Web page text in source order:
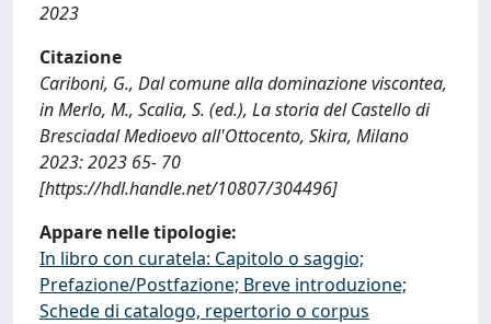
2023
Citazione
Cariboni, G., Dal comune alla dominazione viscontea,
in Merlo, M., Scalia, S. (ed.), La storia del Castello di
Bresciadal Medioevo all'Ottocento, Skira, Milano
2023: 2023 65- 70
[https://hdl.handle.net/10807/304496]
Appare nelle tipologie:
In libro con curatela: Capitolo o saggio;
Prefazione/Postfazione; Breve introduzione;
Schede di catalogo, repertorio o corpus